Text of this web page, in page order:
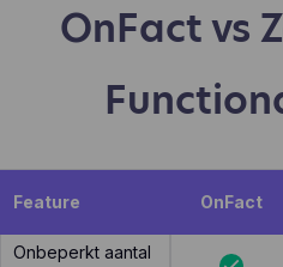
OnFact vs
Feature OnFact
Onbeperkt aantal